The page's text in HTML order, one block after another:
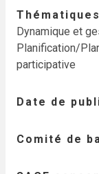
Dynamique et
Planification/
participative
Date de
Comité de